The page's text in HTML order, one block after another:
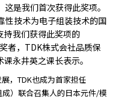
是我们首次获得此奖项。
性技术为电子组装技术的国
持我们获得此奖项的
者，TDK株式会社品质保
永井英之课长表示。
，TDK也成为首家担任
成）联合召集人的日本元件/模